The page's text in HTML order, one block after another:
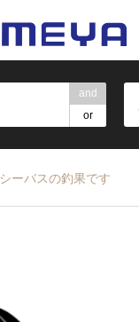
and
or
シーバスの釣果です